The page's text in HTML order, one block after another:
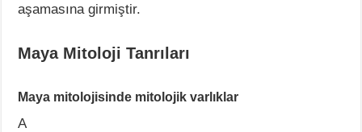
aşamasına girmiştir.
Maya Mitoloji Tanrıları
Maya mitolojisinde mitolojik varlıklar
A